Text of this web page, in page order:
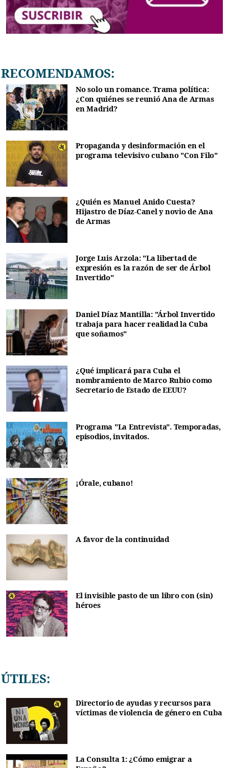
RECOMENDAMOS:
No solo un romance. Trama política:
¿Con quiénes se reunió Ana de Armas
en Madrid?
Propaganda y desinformación en el
programa televisivo cubano "Con Filo"
¿Quién es Manuel Anido Cuesta?
Hijastro de Díaz-Canel y novio de Ana
de Armas
Jorge Luis Arzola: "La libertad de
expresión es la razón de ser de Árbol
Invertido"
Daniel Díaz Mantilla: "Árbol Invertido
trabaja para hacer realidad la Cuba
que soñamos"
¿Qué implicará para Cuba el
nombramiento de Marco Rubio como
Secretario de Estado de EEUU?
Programa "La Entrevista". Temporadas,
episodios, invitados.
¡Órale, cubano!
A favor de la continuidad
El invisible pasto de un libro con (sin)
héroes
ÚTILES:
Directorio de ayudas y recursos para
víctimas de violencia de género en Cuba
La Consulta 1: ¿Cómo emigrar a